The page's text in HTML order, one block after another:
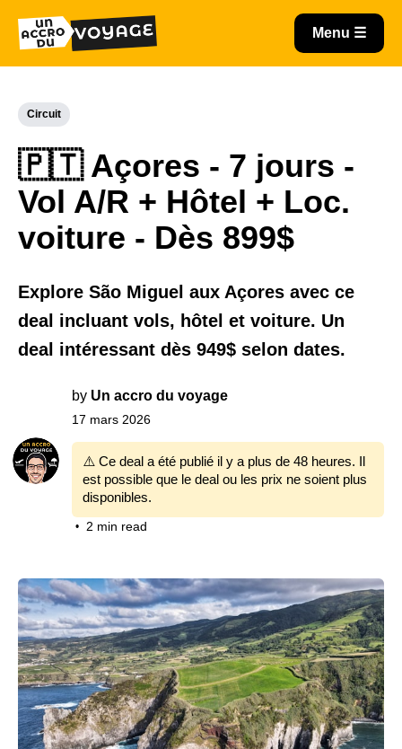
Circuit
🇵🇹 Açores - 7 jours -
Vol A/R + Hôtel + Loc.
voiture - Dès 899$
Explore São Miguel aux Açores avec ce
deal incluant vols, hôtel et voiture. Un
deal intéressant dès 949$ selon dates.
by Un accro du voyage
17 mars 2026
⚠️ Ce deal a été publié il y a plus de 48 heures. Il
est possible que le deal ou les prix ne soient plus
disponibles.
• 2 min read